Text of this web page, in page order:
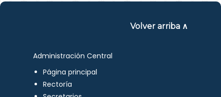
Volver arriba ∧
Administración Central
Página principal
Rectoría